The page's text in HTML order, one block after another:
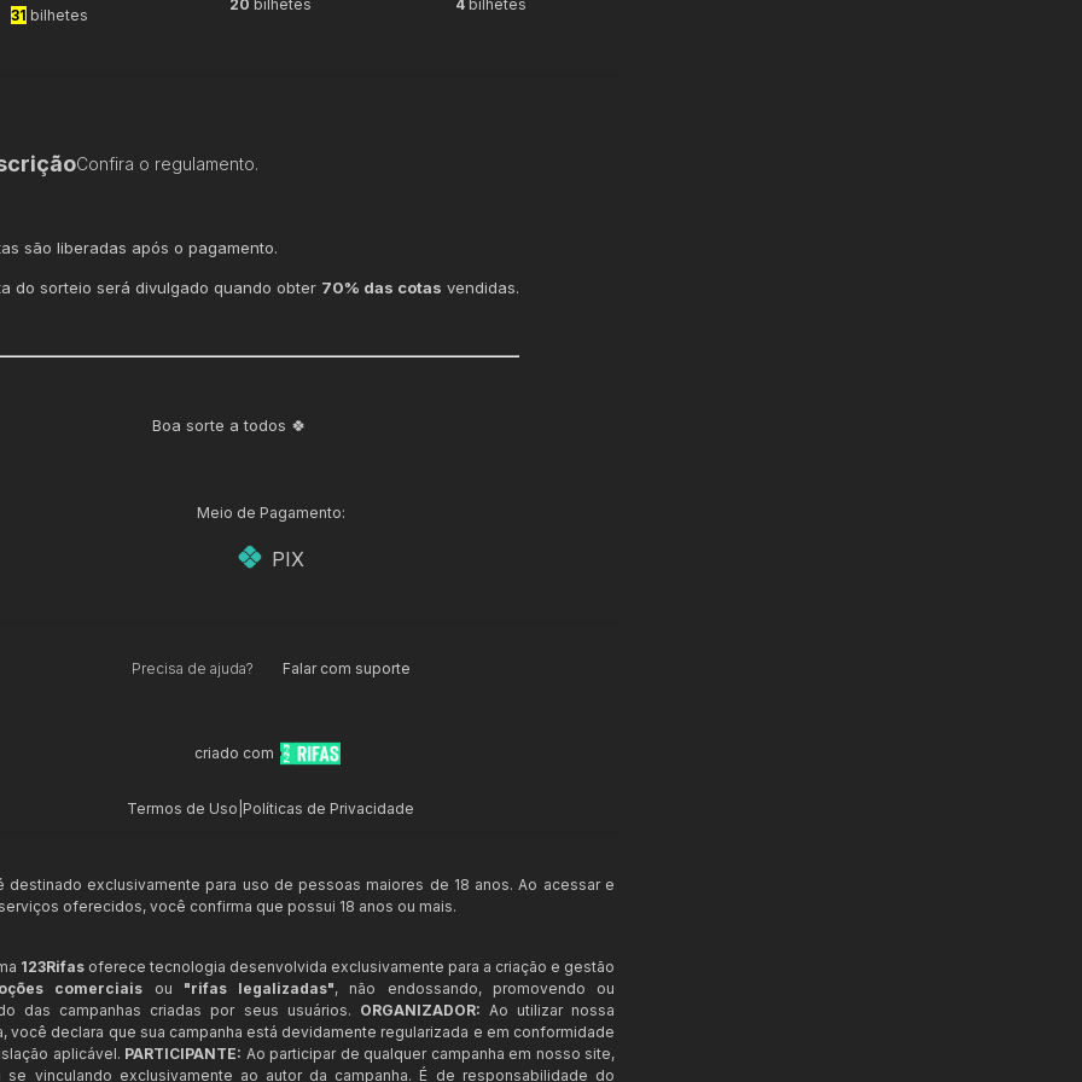
31 bilhetes
20 bilhetes 4 bilhetes
Confira o regulamento.
são liberadas após o pagamento.
do sorteio será divulgado quando obter 70% das cotas vendidas.
Boa sorte a todos 🍀
Meio de Pagamento:
PIX
Precisa de ajuda? Falar com suporte
criado com
Termos de Uso Políticas de Privacidade
destinado exclusivamente para uso de pessoas maiores de 18 anos. Ao acessar e
oferecidos, você confirma que possui 18 anos ou mais.
123Rifas oferece tecnologia desenvolvida exclusivamente para a criação e gestão
comerciais ou "rifas legalizadas", não endossando, promovendo ou
das campanhas criadas por seus usuários. ORGANIZADOR: Ao utilizar nossa
você declara que sua campanha está devidamente regularizada e em conformidade
aplicável. PARTICIPANTE: Ao participar de qualquer campanha em nosso site,
se vinculando exclusivamente ao autor da campanha. É de responsabilidade do